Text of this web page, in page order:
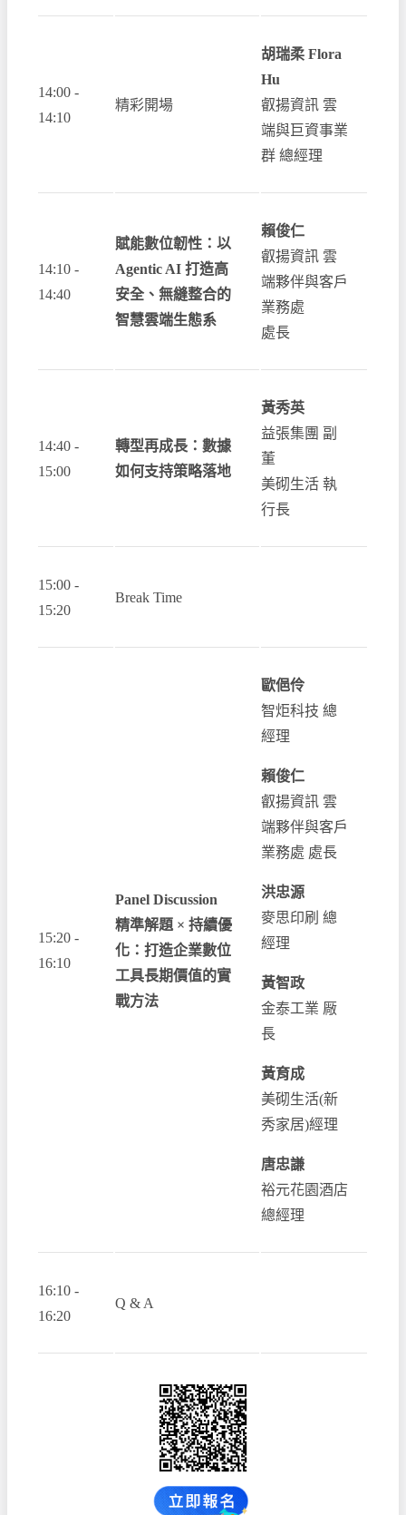
14:00 -
14:10
精彩開場
胡瑞柔 Flora
Hu
叡揚資訊 雲
端與巨資事業
群 總經理
14:10 -
14:40
賦能數位韌性：以
Agentic AI 打造高
安全、無縫整合的
智慧雲端生態系
賴俊仁
叡揚資訊 雲
端夥伴與客戶
業務處
處長
14:40 -
15:00
轉型再成長：數據
如何支持策略落地
黃秀英
益張集團 副
董
美砌生活 執
行長
15:00 -
15:20
Break Time
15:20 -
16:10
Panel Discussion
精準解題 × 持續優
化：打造企業數位
工具長期價值的實
戰方法
歐俋伶
智炬科技 總
經理
賴俊仁
叡揚資訊 雲
端夥伴與客戶
業務處 處長
洪忠源
麥思印刷 總
經理
黃智政
金泰工業 厰
長
黃育成
美砌生活(新
秀家居)經理
唐忠謙
裕元花園酒店
總經理
16:10 -
16:20
Q & A